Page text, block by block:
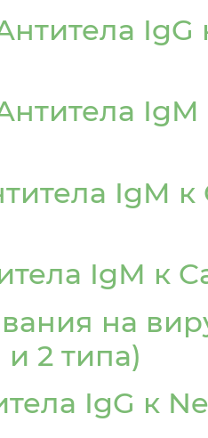
IgG
IgM
IgM к
IgМ к
на
и 2 типа)
IgG к